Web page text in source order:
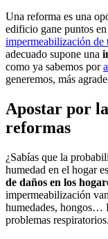
Una reforma es una
edificio gane puntos
impermeabilización de
adecuado supone una
como ya sabemos por
generemos, más
Apostar por
reformas
¿Sabías que la
humedad en el hogar
de daños en los
impermeabilización
humedades, hongos…
problemas respiratorios.